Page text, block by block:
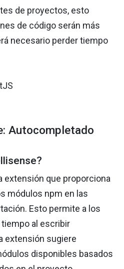
de proyectos, esto
de código serán más
necesario perder tiempo
Autocompletado
extensión que proporciona
módulos npm en las
Esto permite a los
al escribir
extensión sugiere
disponibles basados